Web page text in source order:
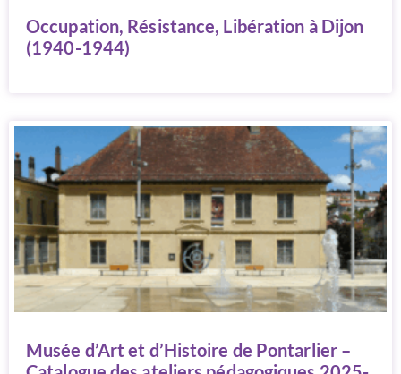
Occupation, Résistance, Libération à Dijon
(1940-1944)
Musée d’Art et d’Histoire de Pontarlier –